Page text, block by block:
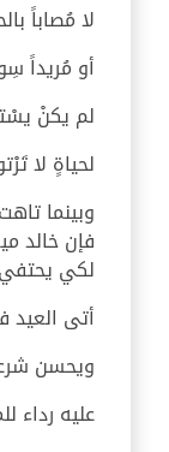
لا مُصاباً
أو مُريداً
لم يكنْ
لحياةٍ لا
وبينما
فإن خالد
لكي
أتى العيد
ويحسن
عليه رداء